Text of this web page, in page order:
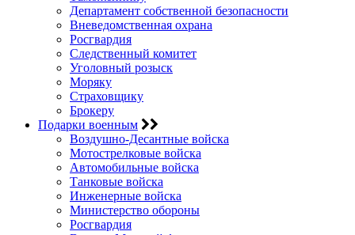
Департамент собственной безопасности
Вневедомственная охрана
Росгвардия
Следственный комитет
Уголовный розыск
Моряку
Страховщику
Брокеру
Подарки военным
Воздушно-Десантные войска
Мотострелковые войска
Автомобильные войска
Танковые войска
Инженерные войска
Министерство обороны
Росгвардия